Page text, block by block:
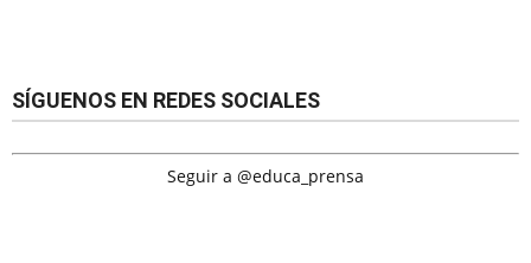
SÍGUENOS EN REDES SOCIALES
Seguir a @educa_prensa